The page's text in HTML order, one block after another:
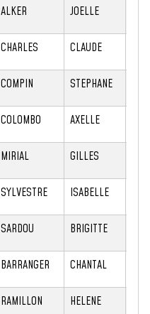
ALKER JOELLE
CHARLES CLAUDE
COMPIN STEPHANE
COLOMBO AXELLE
MIRIAL GILLES
SYLVESTRE ISABELLE
SARDOU BRIGITTE
BARRANGER CHANTAL
RAMILLON HELENE